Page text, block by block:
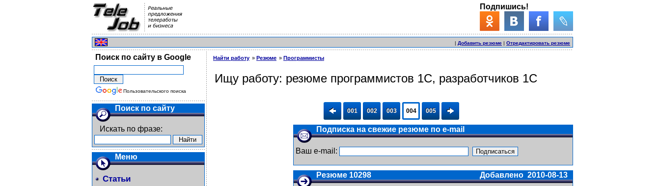
Подпишись!
| Добавить резюме | Отредактировать резюме
Поиск по сайту в Google
Пользовательского поиска
Поиск по сайту
Искать по фразе:
Меню
Статьи
Найти работу Резюме Программисты
Ищу работу: резюме программистов 1С, разработчиков 1С
001 002 003 004 005
Подписка на свежие резюме по e-mail
Ваш e-mail:
Резюме 10298 Добавлено 2010-08-13